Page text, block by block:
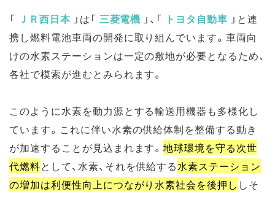
「 ＪＲ西日本」 は 「 三菱電機 」 、 「 トヨタ自動車 」 と連
携し燃料電池車両の開発に取り組んでいます。車両向
けの水素ステーションは一定の敷地が必要となるため、
各社で模索が進むとみられます。
このように水素を動力源とする輸送用機器も多様化し
ています。これに伴い水素の供給体制を整備する動き
が加速することが見込まれます。地球環境を守る次世
代燃料として、水素、それを供給する水素ステーション
の増加は利便性向上につながり水素社会を後押し しそ